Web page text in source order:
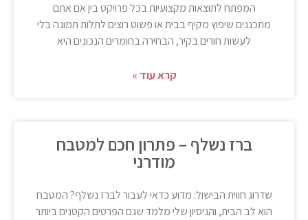
המפתח לתוצאות מקצועיות בכל פרויקט בין אם אתם
מתכננים שיפוץ מקיף בבית או פשוט רוצים לתלות תמונה בלי
לעשות חורים בקיר, הבחירה בחומרים הנכונים היא
קרא עוד »
ברז נשלף – פתרון חכם למטבח
מודרני
שדרוג חווית הבישול: מדוע כדאי לעבור לברז נשלף? המטבח
הוא לב הבית, והניסיון שלי מלמד שגם הפרטים הקטנים ביותר